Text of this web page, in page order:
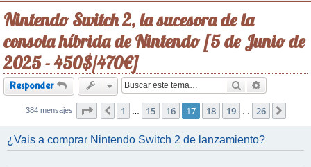
c
r
Nintendo Switch 2, la sucesora de la
consola híbrida de Nintendo [5 de Junio de
2025 - 450$/470€]
Responder Buscar
384 mensajes Página17 de26
Anterior
1 15 16 17 18 19 26
¿Vais a comprar Nintendo Switch 2 de lanzamiento?